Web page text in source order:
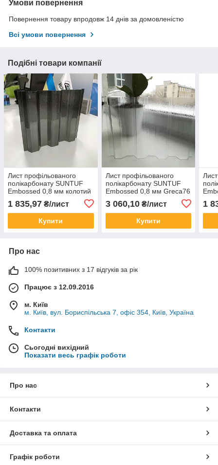
Умови повернення
Повернення товару впродовж 14 днів за домовленістю
Всі умови повернення
Подібні товари компанії
Лист профільованого
полікарбонату SUNTUF
Embossed 0,8 мм колотий
1060x3000 мм
1 835,97 ₴/лист
Купити
Лист профільованого
полікарбонату SUNTUF
Embossed 0,8 мм Greca76
1060x5000 мм
3 060,10₴/лист
Купити
1
Про нас
100% позитивних з 17 відгуків за рік
Працює з 12.09.2016
м. Київ
м. Київ, вул. Бориспільська 7, офіс 354, Київ, Україна
Контакти
Сьогодні вихідний
Показати весь графік роботи
Про нас
Контакти
Доставка та оплата
Графік роботи